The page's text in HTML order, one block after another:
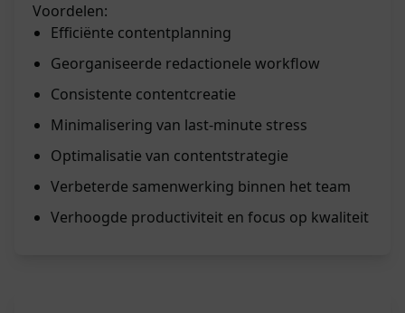
Voordelen:
Efficiënte contentplanning
Georganiseerde redactionele workflow
Consistente contentcreatie
Minimalisering van last-minute stress
Optimalisatie van contentstrategie
Verbeterde samenwerking binnen het team
Verhoogde productiviteit en focus op kwaliteit